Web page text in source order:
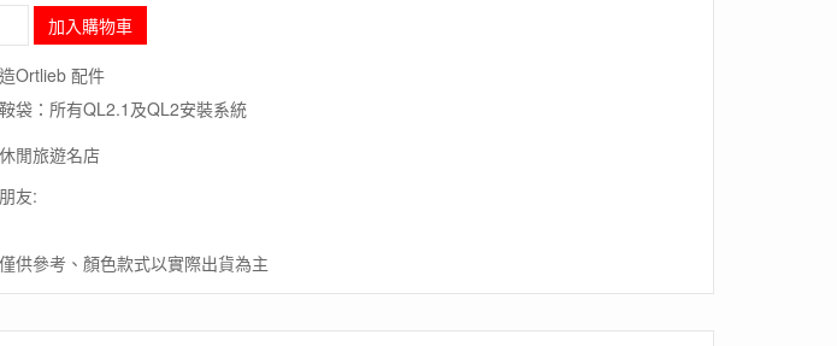
加入購物車
Ortlieb 配件
袋：所有QL2.1及QL2安裝系統
閒旅遊名店
友:
供參考、顏色款式以實際出貨為主